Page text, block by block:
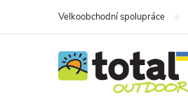
Velkoobchodní spolupráce